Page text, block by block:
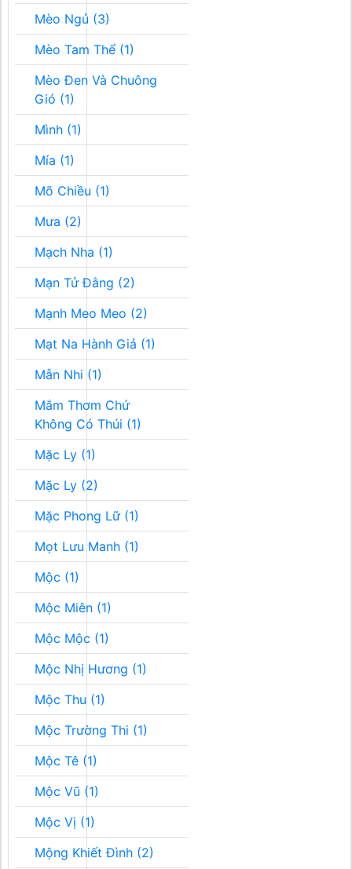
Mèo Ngủ (3)
Mèo Tam Thể (1)
Mèo Đen Và Chuông
Gió (1)
Mình (1)
Mía (1)
Mõ Chiều (1)
Mưa (2)
Mạch Nha (1)
Mạn Tử Đằng (2)
Mạnh Meo Meo (2)
Mạt Na Hành Giả (1)
Mẫn Nhi (1)
Mắm Thơm Chứ
Không Có Thúi (1)
Mặc Ly (1)
Mặc Ly (2)
Mặc Phong Lữ (1)
Mọt Lưu Manh (1)
Mộc (1)
Mộc Miên (1)
Mộc Mộc (1)
Mộc Nhị Hương (1)
Mộc Thu (1)
Mộc Trường Thi (1)
Mộc Tê (1)
Mộc Vũ (1)
Mộc Vị (1)
Mộng Khiết Đình (2)